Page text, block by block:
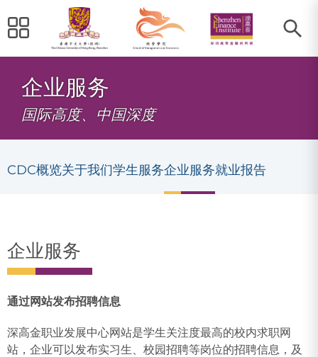
企业服务
国际高度、中国深度
CDC概览关于我们学生服务企业服务就业报告
企业服务
通过网站发布招聘信息
深高金职业发展中心网站是学生关注度最高的校内求职网
站，企业可以发布实习生、校园招聘等岗位的招聘信息，及